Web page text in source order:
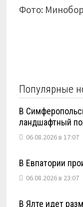
Фото:
Популярные
В
ландшафтный
06.08.2026 в 17:07
В Евпатории
06.08.2026 в 23:07
В Ялте идет